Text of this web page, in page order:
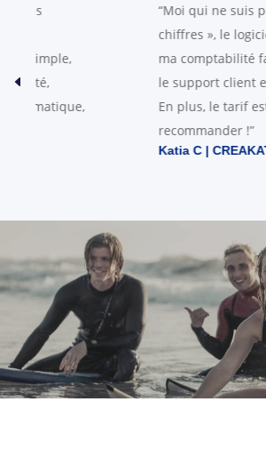
“Moi qui ne suis pas du tout «
chiffres », le logiciel m’a permis
ma comptabilité facilement. Les
le support client est réactif et
En plus, le tarif est vraiment très
Katia C | CREAKAT